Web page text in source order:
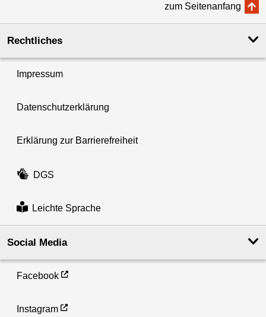
zum Seitenanfang
Rechtliches
Impressum
Datenschutzerklärung
Erklärung zur Barrierefreiheit
DGS
Leichte Sprache
Social Media
Facebook
Instagram